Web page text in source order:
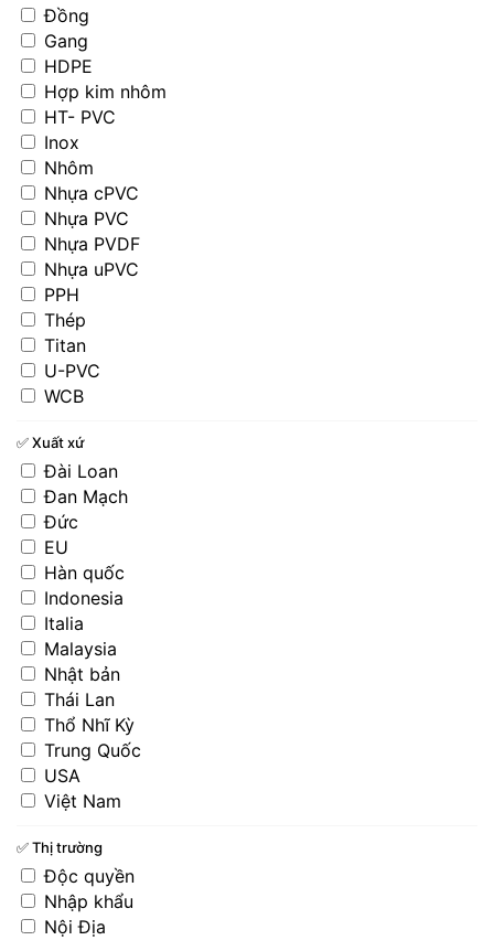
Đồng
Gang
HDPE
Hợp kim nhôm
HT- PVC
Inox
Nhôm
Nhựa cPVC
Nhựa PVC
Nhựa PVDF
Nhựa uPVC
PPH
Thép
Titan
U-PVC
WCB
✅ Xuất xứ
Đài Loan
Đan Mạch
Đức
EU
Hàn quốc
Indonesia
Italia
Malaysia
Nhật bản
Thái Lan
Thổ Nhĩ Kỳ
Trung Quốc
USA
Việt Nam
✅ Thị trường
Độc quyền
Nhập khẩu
Nội Địa